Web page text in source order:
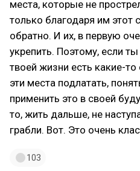
места, которые не
только благодаря им этот
обратно. И их, в первую
укрепить. Поэтому, если
твоей жизни есть какие-
эти места подлатать,
применить это в своей
то, жить дальше, не
грабли. Вот. Это очень
103